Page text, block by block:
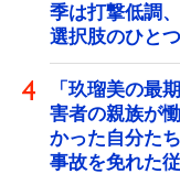
季は打撃低調
選択肢のひとつ
「玖瑠美の
害者の親族が
かった自分た
事故を免れた